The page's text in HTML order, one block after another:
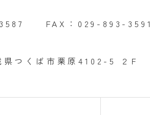
3587 FAX：029-893-3591
つくば市栗原4102-5 ２F